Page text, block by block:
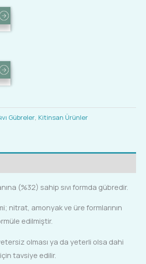
Gübreler, Kitinsan Ürünler
(%32) sahip sıvı formda gübredir.
nitrat, amonyak ve üre formlarının
edilmiştir.
olması ya da yeterli olsa dahi
tavsiye edilir.